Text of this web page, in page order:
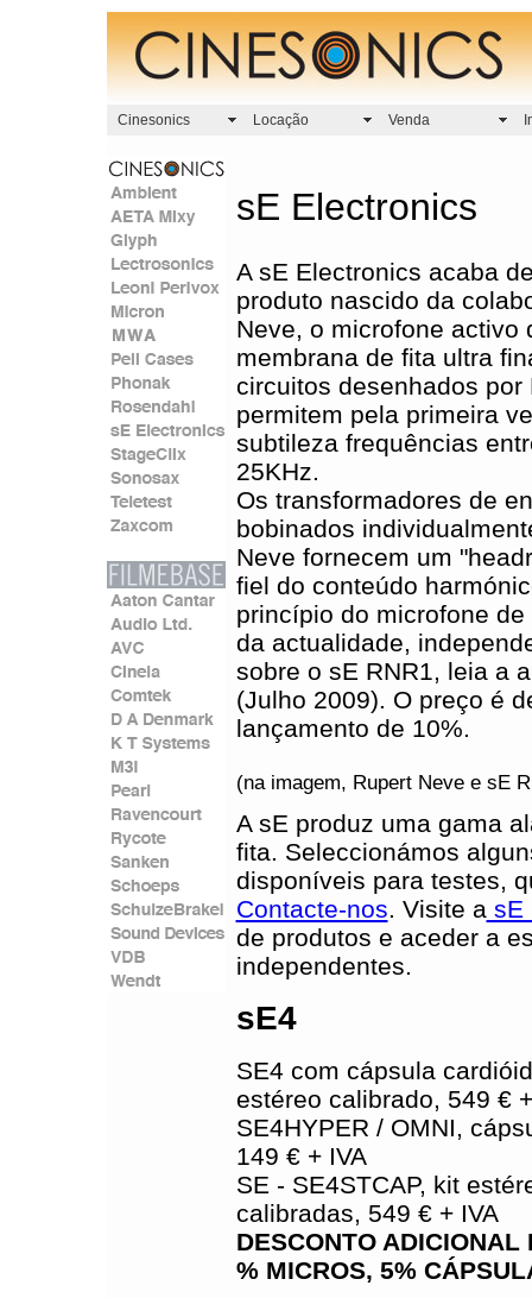
Cinesonics Locação Venda
sE Electronics
A sE Electronics acaba
produto nascido da
Neve, o microfone activo
membrana de fita ultra
circuitos desenhados por
permitem pela primeira
subtileza frequências
25KHz.
Os transformadores de
bobinados
Neve fornecem um
fiel do conteúdo
princípio do microfone
da actualidade,
sobre o sE RNR1, leia a
(Julho 2009). O preço é
lançamento de 10%.
(na imagem, Rupert Neve e sE
A sE produz uma gama
fita. Seleccionámos
disponíveis para testes,
Contacte-nos. Visite asE
de produtos e aceder a
independentes.
sE4
SE4 com cápsula
estéreo calibrado, 549 €
SE4HYPER / OMNI,
149 € + IVA
SE - SE4STCAP, kit
calibradas, 549 € + IVA
DESCONTO
% MICROS, 5%